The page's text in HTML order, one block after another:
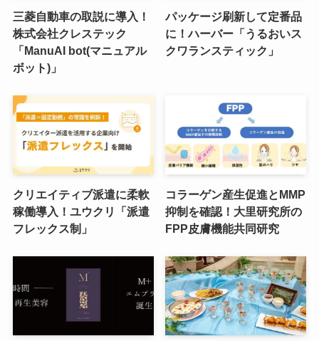
三菱自動車の取説に導入！
株式会社クレステック
「ManuAI bot(マニュアル
ボット)」
パッケージ刷新して定番品
に！ハーバー「うるおいス
クワランスティック」
クリエイティブ派遣に柔軟
稼働導入！ユウクリ「派遣
フレックス制」
コラーゲン産生促進とMMP
抑制を確認！大里研究所の
FPP皮膚機能共同研究